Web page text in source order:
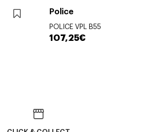
Police
POLICE VPL B55
107,25€